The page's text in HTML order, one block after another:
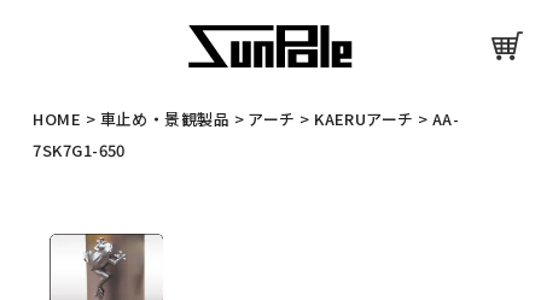
HOME > 車止め・景観製品 > アーチ > KAERUアーチ >AA-
7SK7G1-650